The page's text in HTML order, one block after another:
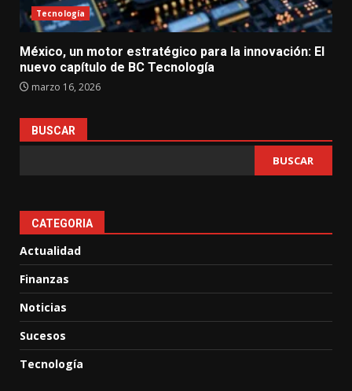
Tecnología
México, un motor estratégico para la innovación: El
nuevo capítulo de BC Tecnología
marzo 16, 2026
BUSCAR
BUSCAR
CATEGORIA
Actualidad
Finanzas
Noticias
Sucesos
Tecnología